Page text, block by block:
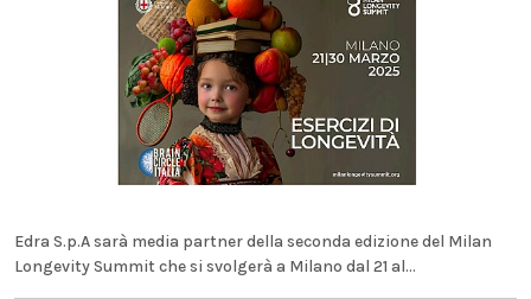
Edra S.p.A sarà media partner della seconda edizione del Milan
Longevity Summit che si svolgerà a Milano dal 21 al...